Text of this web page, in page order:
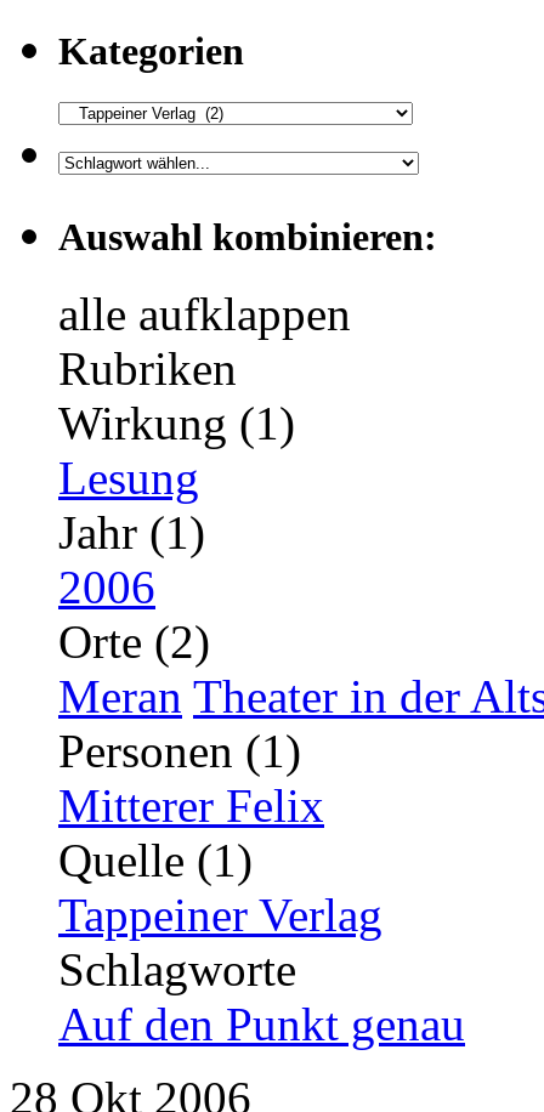
Kategorien
Auswahl kombinieren:
alle aufklappen
Rubriken
Wirkung (1)
Lesung
Jahr (1)
2006
Orte (2)
Meran Theater in der
Personen (1)
Mitterer Felix
Quelle (1)
Tappeiner Verlag
Schlagworte
Auf den Punkt genau
28 Okt 2006